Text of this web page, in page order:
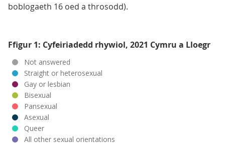
boblogaeth 16 oed a throsodd).
Ffigur 1: Cyfeiriadedd rhywiol, 2021 Cymru a Lloegr